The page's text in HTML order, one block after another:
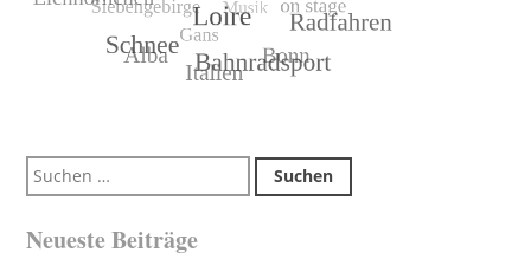
Suchen
nach:
Neueste Beiträge